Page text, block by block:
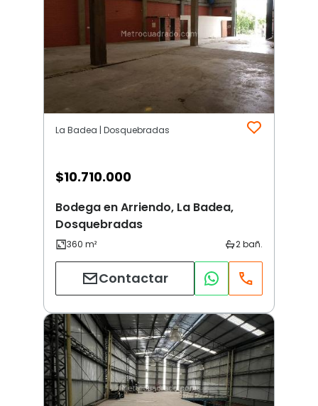
La Badea | Dosquebradas
$10.710.000
Bodega en Arriendo, La Badea,
Dosquebradas
Contactar